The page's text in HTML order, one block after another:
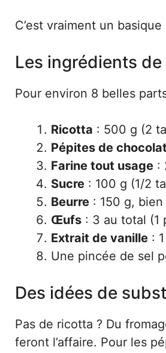
C’est vraiment un
Les ingrédients
Pour environ 8 belles
Ricotta : 500 g (2
Pépites de chocolat
Farine tout usage :
Sucre : 100 g (1/2
Beurre : 150 g,
Œufs : 3 au total (1
Extrait de vanille :
Une pincée de sel
Des idées de
Pas de ricotta ? Du
feront l’affaire. Pour les